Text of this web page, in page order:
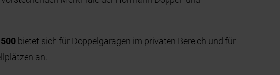
bietet sich für Doppelgaragen im privaten Bereich und für
an.